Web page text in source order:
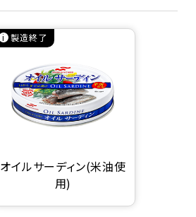
オイルサーディン(米油使
用)
製造終了